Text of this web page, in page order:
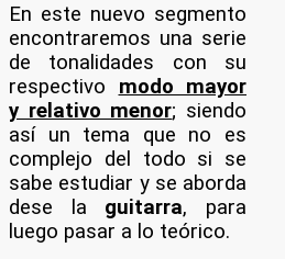
En este nuevo segmento
encontraremos una serie
de tonalidades con su
respectivo modo mayor
y relativo menor; siendo
así un tema que no es
complejo del todo si se
sabe estudiar y se aborda
dese la guitarra, para
luego pasar a lo teórico.